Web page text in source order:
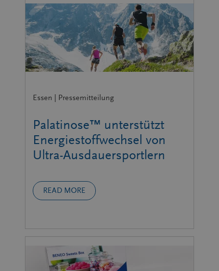
Essen | Pressemitteilung
Palatinose™ unterstützt
Energiestoffwechsel von
Ultra-Ausdauersportlern
READ MORE